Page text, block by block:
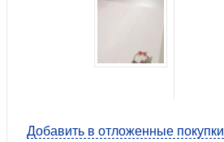
Добавить в отложенные покупки